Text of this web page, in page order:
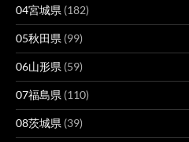
04宮城県 (182)
05秋田県 (99)
06山形県 (59)
07福島県 (110)
08茨城県 (39)